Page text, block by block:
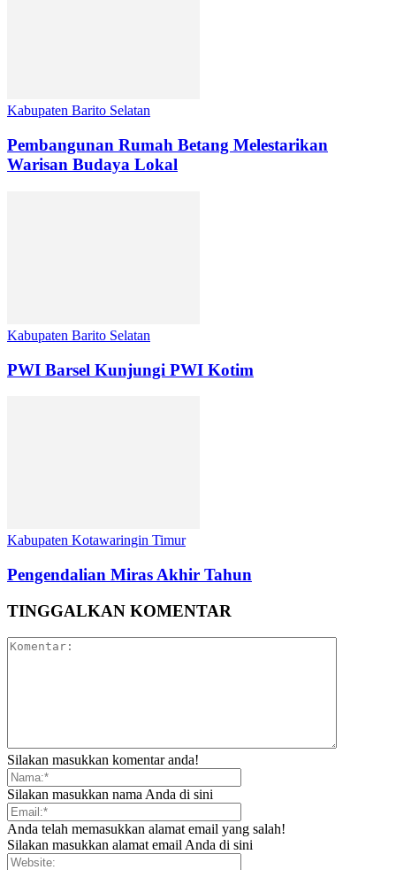
Kabupaten Barito Selatan
Pembangunan Rumah Betang Melestarikan
Warisan Budaya Lokal
Kabupaten Barito Selatan
PWI Barsel Kunjungi PWI Kotim
Kabupaten Kotawaringin Timur
Pengendalian Miras Akhir Tahun
TINGGALKAN KOMENTAR
Silakan masukkan komentar anda!
Silakan masukkan nama Anda di sini
Anda telah memasukkan alamat email yang salah!
Silakan masukkan alamat email Anda di sini